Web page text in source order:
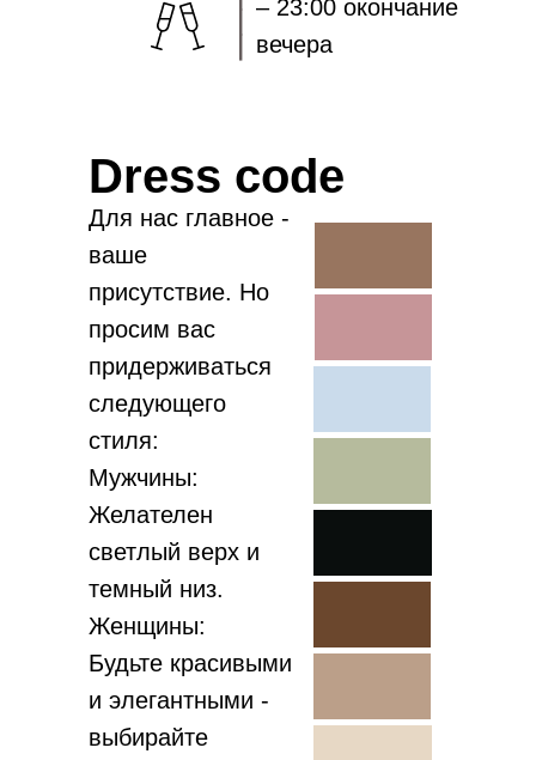
– 23:00 окончание
вечера
Dress code
Для нас главное -
ваше
присутствие. Но
просим вас
придерживаться
следующего
стиля:
Мужчины:
Желателен
светлый верх и
темный низ.
Женщины:
Будьте красивыми
и элегантными -
выбирайте